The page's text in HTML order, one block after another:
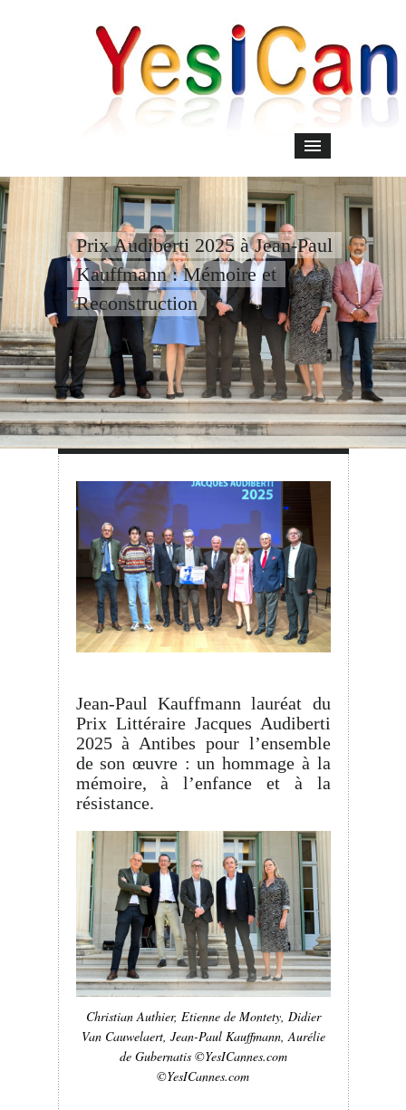
Prix Audiberti 2025 à Jean-Paul
Kauffmann : Mémoire et
Reconstruction
Jean-Paul Kauffmann lauréat du
Prix Littéraire Jacques Audiberti
2025 à Antibes pour l’ensemble
de son œuvre : un hommage à la
mémoire, à l’enfance et à la
résistance.
Christian Authier, Etienne de Montety, Didier
Van Cauwelaert, Jean-Paul Kauffmann, Aurélie
de Gubernatis ©YesICannes.com
©YesICannes.com